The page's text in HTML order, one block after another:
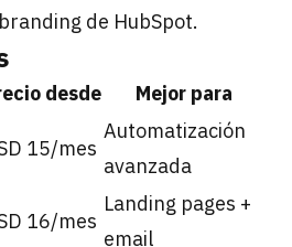
de HubSpot.
desde Mejor para
15/mes
Automatización
avanzada
16/mes
Landing pages +
email